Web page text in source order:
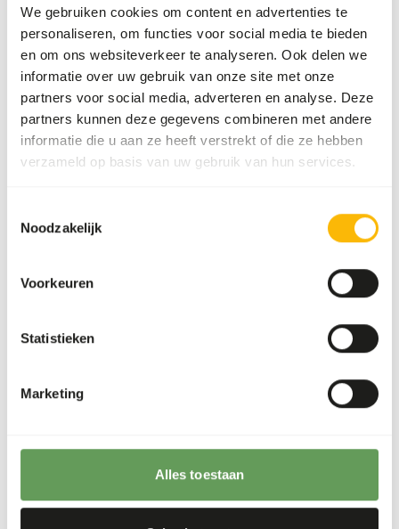
We gebruiken cookies om content en advertenties te
personaliseren, om functies voor social media te bieden
en om ons websiteverkeer te analyseren. Ook delen we
informatie over uw gebruik van onze site met onze
partners voor social media, adverteren en analyse. Deze
partners kunnen deze gegevens combineren met andere
informatie die u aan ze heeft verstrekt of die ze hebben
verzameld op basis van uw gebruik van hun services.
Noodzakelijk
Voorkeuren
Statistieken
Marketing
Alles toestaan
Over dit product
zorgvuldig samengestelde mix bevat spiervlees, vleesbot
en orgaanvlees, aangevuld met 15% groente waardoor het
perfect aansluit op de oorspronkelijke voedingsbehoefte
van honden. Deze mix is op zichzelf niet compleet. Voor
variëren met andere Alaska-varianten. Zo voorzie je je
Ruwe as
Eiwit
12% Calcium
0,86%
voeradvies, zie www.alaska-petfood.nl . Dit product is een
rauw diervoeder, houd daarom de hygiënevoorschriften in
acht, ziewww.feed-raw-right.eu.